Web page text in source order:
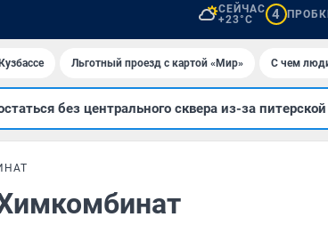
СЕЙЧАС
+23°C
4
Льготный проезд с картой «Мир» С чем
без центрального сквера из-за